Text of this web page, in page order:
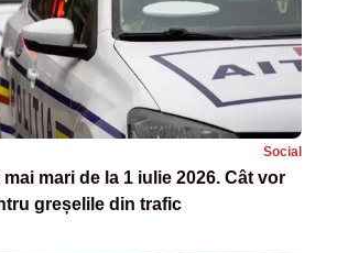
Social
mari de la 1 iulie 2026. Cât vor
greșelile din trafic